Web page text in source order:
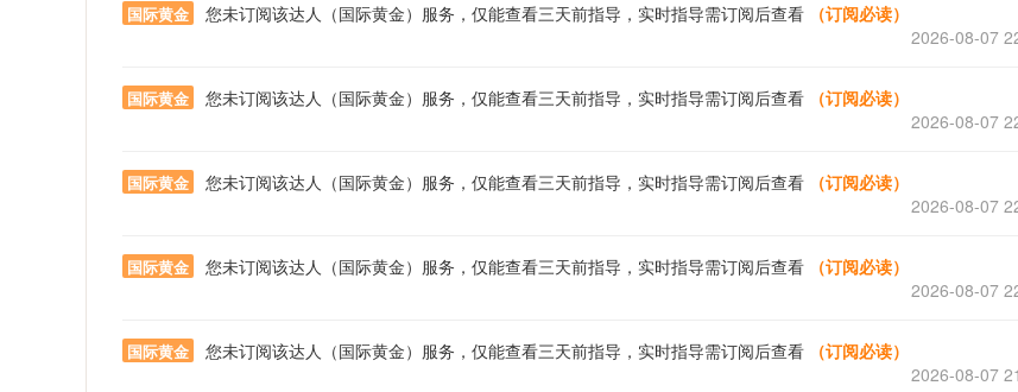
国际黄金 您未订阅该达人（国际黄金）服务，仅能查看三天前指导，实时指导需订阅后查看
（订阅必读）
2026-08-07
国际黄金 您未订阅该达人（国际黄金）服务，仅能查看三天前指导，实时指导需订阅后查看
（订阅必读）
2026-08-07
国际黄金 您未订阅该达人（国际黄金）服务，仅能查看三天前指导，实时指导需订阅后查看
（订阅必读）
2026-08-07
国际黄金 您未订阅该达人（国际黄金）服务，仅能查看三天前指导，实时指导需订阅后查看
（订阅必读）
2026-08-07
国际黄金 您未订阅该达人（国际黄金）服务，仅能查看三天前指导，实时指导需订阅后查看
（订阅必读）
2026-08-07